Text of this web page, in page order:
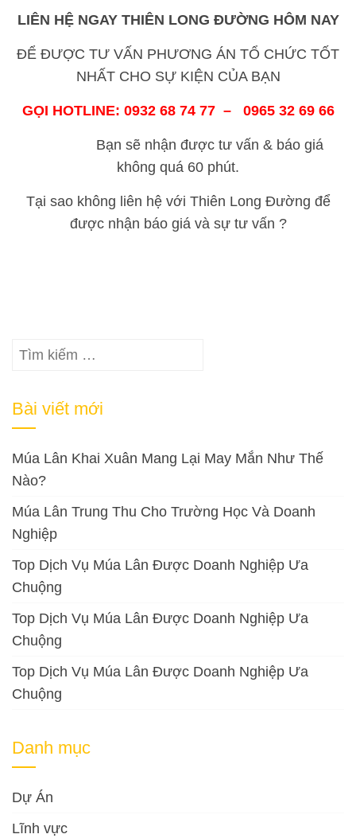
LIÊN HỆ NGAY THIÊN LONG ĐƯỜNG HÔM NAY
ĐỂ ĐƯỢC TƯ VẤN PHƯƠNG ÁN TỔ CHỨC TỐT
NHẤT CHO SỰ KIỆN CỦA BẠN
GỌI HOTLINE: 0932 68 74 77 – 0965 32 69 66
Bạn sẽ nhận được tư vấn & báo giá
không quá 60 phút.
Tại sao không liên hệ với Thiên Long Đường để
được nhận báo giá và sự tư vấn ?
Tìm
Bài viết mới
Múa Lân Khai Xuân Mang Lại May Mắn Như Thế
Nào?
Múa Lân Trung Thu Cho Trường Học Và Doanh
Nghiệp
Top Dịch Vụ Múa Lân Được Doanh Nghiệp Ưa
Chuộng
Top Dịch Vụ Múa Lân Được Doanh Nghiệp Ưa
Chuộng
Top Dịch Vụ Múa Lân Được Doanh Nghiệp Ưa
Chuộng
Danh mục
Dự Án
Lĩnh vực